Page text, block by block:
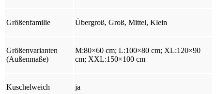
Größenfamilie Übergroß, Groß, Mittel, Klein
Größenvarianten
(Außenmaße)
M:80×60 cm; L:100×80 cm; XL:120×90
cm; XXL:150×100 cm
Kuschelweich ja